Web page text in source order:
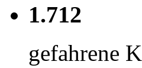
1.712
gefahrene